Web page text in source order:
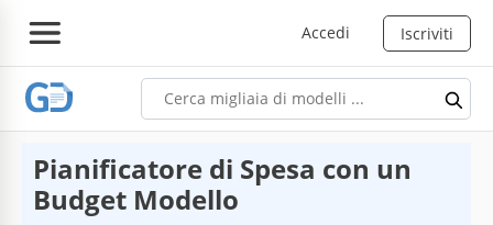
Accedi Iscriviti
Pianificatore di Spesa con un
Budget Modello